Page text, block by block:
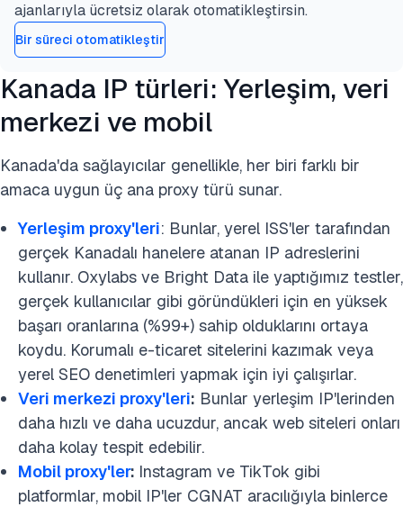
ajanlarıyla ücretsiz olarak otomatikleştirsin.
Bir süreci otomatikleştir
Kanada IP türleri: Yerleşim, veri
merkezi ve mobil
Kanada'da sağlayıcılar genellikle, her biri farklı bir
amaca uygun üç ana proxy türü sunar.
Yerleşim proxy'leri: Bunlar, yerel ISS'ler tarafından
gerçek Kanadalı hanelere atanan IP adreslerini
kullanır. Oxylabs ve Bright Data ile yaptığımız testler,
gerçek kullanıcılar gibi göründükleri için en yüksek
başarı oranlarına (%99+) sahip olduklarını ortaya
koydu. Korumalı e-ticaret sitelerini kazımak veya
yerel SEO denetimleri yapmak için iyi çalışırlar.
Veri merkezi proxy'leri: Bunlar yerleşim IP'lerinden
daha hızlı ve daha ucuzdur, ancak web siteleri onları
daha kolay tespit edebilir.
Mobil proxy'ler: Instagram ve TikTok gibi
platformlar, mobil IP'ler CGNAT aracılığıyla binlerce